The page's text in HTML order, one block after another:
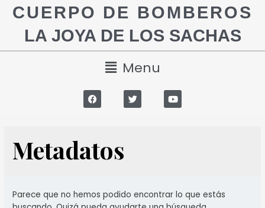
CUERPO DE BOMBEROS
LA JOYA DE LOS SACHAS
Menu
Metadatos
Parece que no hemos podido encontrar lo que estás